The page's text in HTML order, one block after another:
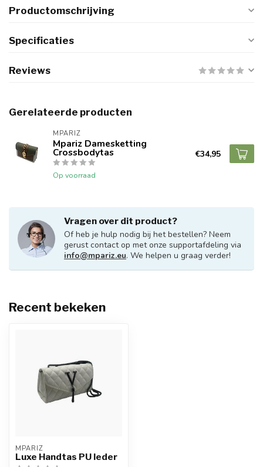
Productomschrijving
Specificaties
Reviews
Gerelateerde producten
MPARIZ
Mpariz Damesketting
Crossbodytas
Op voorraad
€34,95
Vragen over dit product?
Of heb je hulp nodig bij het bestellen? Neem
gerust contact op met onze supportafdeling via
info@mpariz.eu. We helpen u graag verder!
Recent bekeken
MPARIZ
Luxe Handtas PU leder